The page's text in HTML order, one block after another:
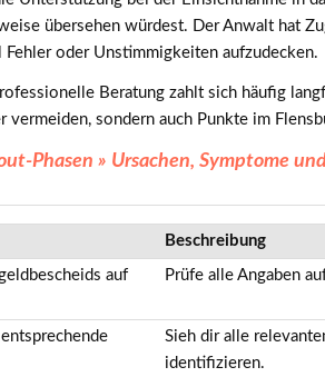
übersehen würdest. Der Anwalt hat
oder Unstimmigkeiten aufzudecken.
Beratung zahlt sich häufig
vermeiden, sondern auch Punkte im
Phasen » Ursachen, Symptome
Beschreibung
auf
Prüfe alle Angaben
Sieh dir alle
identifizieren.